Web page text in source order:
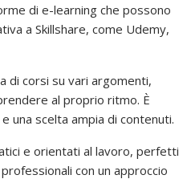
di e-learning che possono
a Skillshare, come Udemy,
di corsi su vari argomenti,
al proprio ritmo. È
una scelta ampia di contenuti.
e orientati al lavoro, perfetti
con un approccio